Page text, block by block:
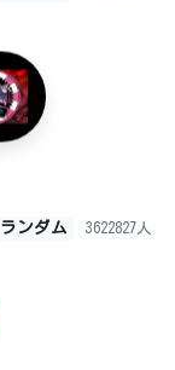
ランダム 3622827人